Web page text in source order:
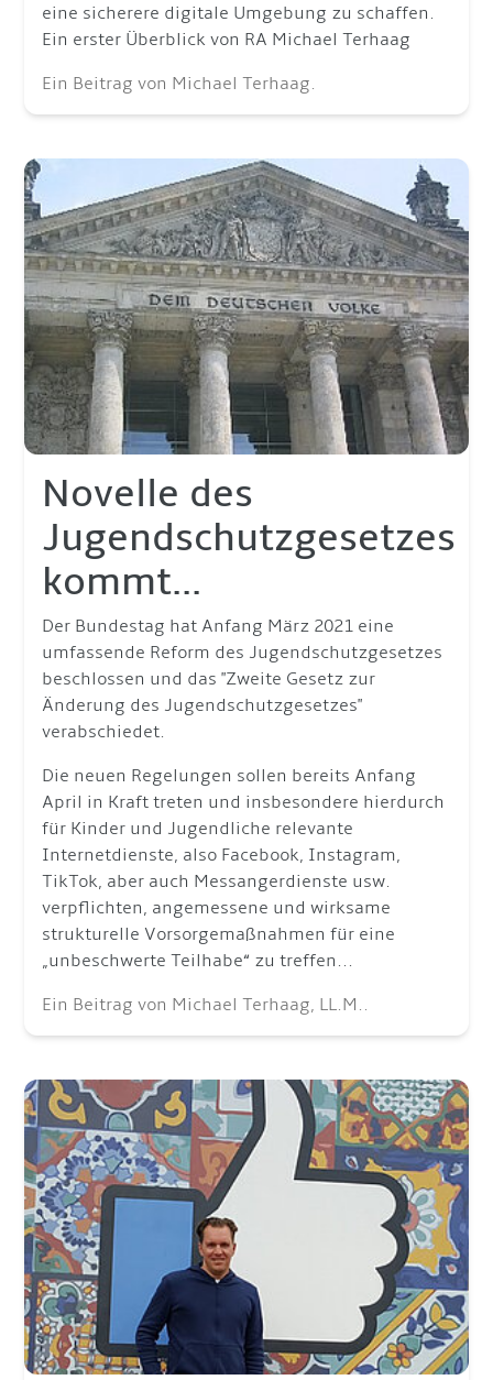
eine sicherere digitale Umgebung zu schaffen.
Ein erster Überblick von RA Michael Terhaag
Ein Beitrag von Michael Terhaag.
Novelle des
Jugendschutzgesetzes
kommt...
Der Bundestag hat Anfang März 2021 eine
umfassende Reform des Jugendschutzgesetzes
beschlossen und das "Zweite Gesetz zur
Änderung des Jugendschutzgesetzes"
verabschiedet.
Die neuen Regelungen sollen bereits Anfang
April in Kraft treten und insbesondere hierdurch
für Kinder und Jugendliche relevante
Internetdienste, also Facebook, Instagram,
TikTok, aber auch Messangerdienste usw.
verpflichten, angemessene und wirksame
strukturelle Vorsorgemaßnahmen für eine
„unbeschwerte Teilhabe“ zu treffen...
Ein Beitrag von Michael Terhaag, LL.M..